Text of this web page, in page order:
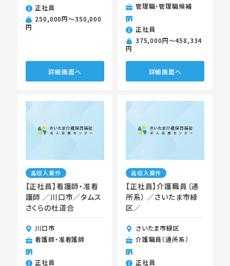
正社員
250,000円〜350,000
円
詳細画面へ
管理職・管理職候補
正社員
375,000円〜458,334
円
詳細画面へ
高収入案件
【正社員】看護師・准看
護師 ／川口市／タムス
さくらの杜道合
川口市
看護師・准看護師
正社員
高収入案件
【正社員】介護職員（通
所系） ／さいたま市緑
区／
さいたま市緑区
介護職員（通所系）
正社員